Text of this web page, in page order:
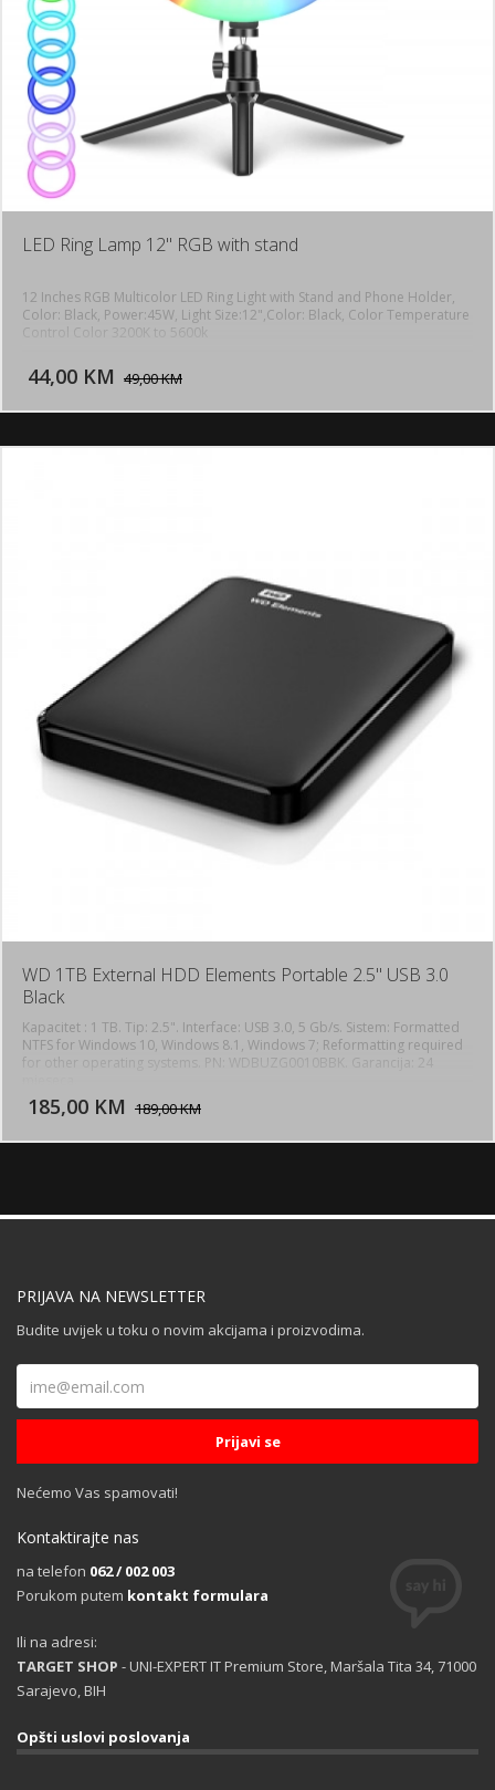
LED Ring Lamp 12" RGB with stand
12 Inches RGB Multicolor LED Ring Light with Stand and Phone Holder,
Color: Black, Power:45W, Light Size:12",Color: Black, Color Temperature
Control Color 3200K to 5600k
44,00 KM 49,00 KM
WD 1TB External HDD Elements Portable 2.5" USB 3.0
Black
Kapacitet : 1 TB. Tip: 2.5". Interface: USB 3.0, 5 Gb/s. Sistem: Formatted
NTFS for Windows 10, Windows 8.1, Windows 7; Reformatting required
for other operating systems. PN: WDBUZG0010BBK. Garancija: 24
185,00 KM 189,00 KM
PRIJAVA NA NEWSLETTER
Budite uvijek u toku o novim akcijama i proizvodima.
Nećemo Vas spamovati!
Kontaktirajte nas
na telefon 062 / 002 003
Porukom putem kontakt formulara
Ili na adresi:
TARGET SHOP - UNI-EXPERT IT Premium Store, Maršala Tita 34, 71000
Sarajevo, BIH
Opšti uslovi poslovanja